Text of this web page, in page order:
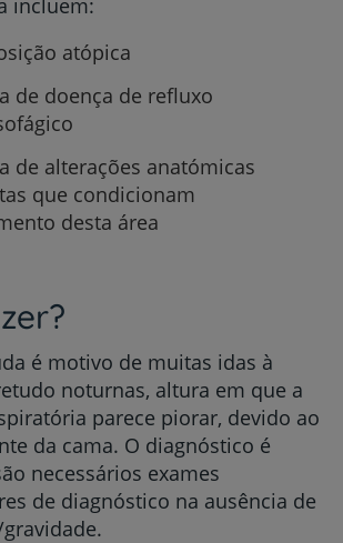
atópica
de doença de refluxo
de alterações anatómicas
que condicionam
desta área
é motivo de muitas idas à
noturnas, altura em que a
parece piorar, devido ao
da cama. O diagnóstico é
necessários exames
de diagnóstico na ausência de